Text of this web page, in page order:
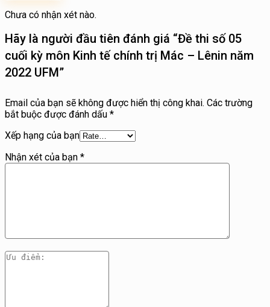
Chưa có nhận xét nào.
Hãy là người đầu tiên đánh giá “Đề thi số 05
cuối kỳ môn Kinh tế chính trị Mác – Lênin năm
2022 UFM”
Email của bạn sẽ không được hiển thị công khai. Các trường
bắt buộc được đánh dấu *
Xếp hạng của bạn
Nhận xét của bạn *